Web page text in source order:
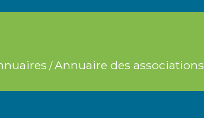
/Annuaire des associations